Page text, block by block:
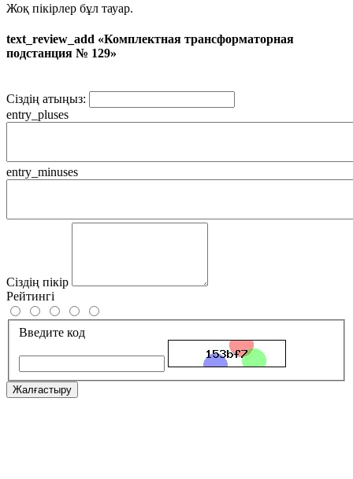
Жоқ пікірлер бұл тауар.
text_review_add «Комплектная трансформаторная
подстанция № 129»
Сіздің атыңыз:
entry_pluses
entry_minuses
Сіздің пікір
Рейтингі
Введите код
Жалғастыру